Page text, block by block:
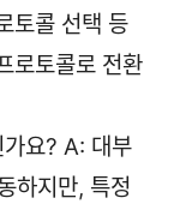
토콜 선택 등
로토콜로 전환
요? A: 대부
하지만, 특정